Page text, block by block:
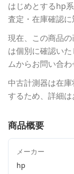
はじめとするhp
査定・在庫確認に
現在、この商品
は個別に確認い
ムからお問い合わ
中古計測器は在
するため、詳細は
商品概要
メーカー
hp